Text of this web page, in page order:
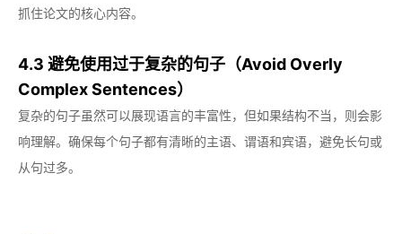
抓住论文的核心内容。
4.3 避免使用过于复杂的句子（Avoid Overly
Complex Sentences）
复杂的句子虽然可以展现语言的丰富性，但如果结构不当，则会影
响理解。确保每个句子都有清晰的主语、谓语和宾语，避免长句或
从句过多。